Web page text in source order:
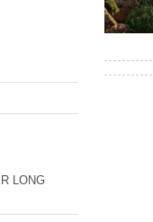
LONG